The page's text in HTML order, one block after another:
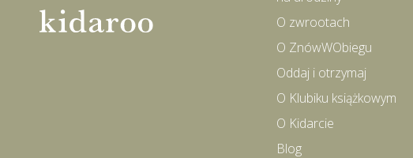
O zwrootach
O ZnówWObiegu
Oddaj i otrzymaj
O Klubiku książkowym
O Kidarcie
Blog